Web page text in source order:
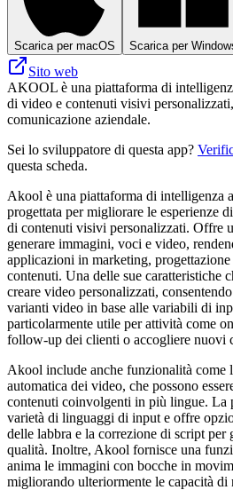
Scarica per macOS Scarica per
Sito web
AKOOL è una piattaforma di
di video e contenuti visivi
comunicazione aziendale.
Sei lo sviluppatore di questa app?
questa scheda.
Akool è una piattaforma di intelligenza
progettata per migliorare le esperienze
di contenuti visivi personalizzati. Offre
generare immagini, voci e video,
applicazioni in marketing,
contenuti. Una delle sue caratteristiche
creare video personalizzati,
varianti video in base alle variabili di
particolarmente utile per attività come
follow-up dei clienti o accogliere nuovi
Akool include anche funzionalità come
automatica dei video, che possono
contenuti coinvolgenti in più lingue. La
varietà di linguaggi di input e offre
delle labbra e la correzione di script per
qualità. Inoltre, Akool fornisce una
anima le immagini con bocche in
migliorando ulteriormente le capacità di